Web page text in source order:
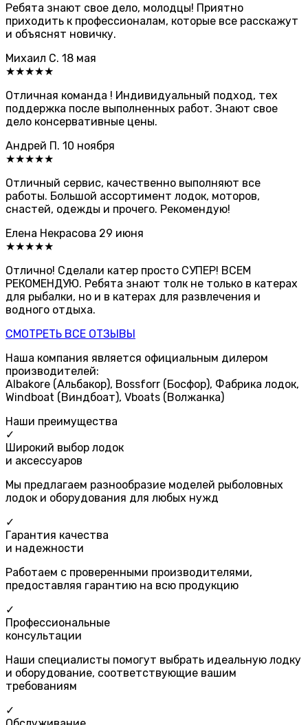
Ребята знают свое дело, молодцы! Приятно
приходить к профессионалам, которые все расскажут
и объяснят новичку.
Михаил С. 18 мая
★★★★★
Отличная команда ! Индивидуальный подход, тех
поддержка после выполненных работ. Знают свое
дело консервативные цены.
Андрей П. 10 ноября
★★★★★
Отличный сервис, качественно выполняют все
работы. Большой ассортимент лодок, моторов,
снастей, одежды и прочего. Рекомендую!
Елена Некрасова 29 июня
★★★★★
Отлично! Сделали катер просто СУПЕР! ВСЕМ
РЕКОМЕНДУЮ. Ребята знают толк не только в катерах
для рыбалки, но и в катерах для развлечения и
водного отдыха.
СМОТРЕТЬ ВСЕ ОТЗЫВЫ
Наша компания является официальным дилером
производителей:
Albakore (Альбакор), Bossforr (Босфор), Фабрика лодок,
Windboat (Виндбоат), Vboats (Волжанка)
Наши преимущества
✓
Широкий выбор лодок
и аксессуаров
Мы предлагаем разнообразие моделей рыболовных
лодок и оборудования для любых нужд
✓
Гарантия качества
и надежности
Работаем с проверенными производителями,
предоставляя гарантию на всю продукцию
✓
Профессиональные
консультации
Наши специалисты помогут выбрать идеальную лодку
и оборудование, соответствующие вашим
требованиям
✓